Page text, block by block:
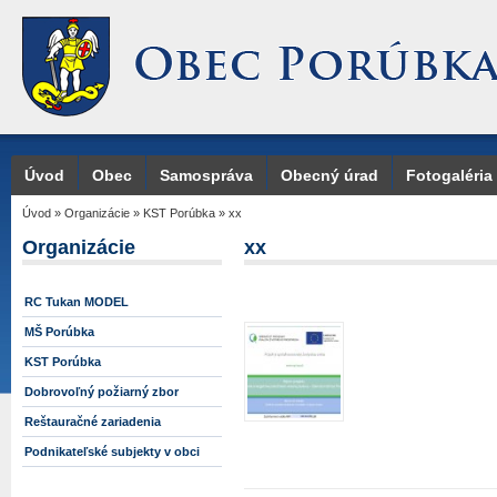
Úvod Obec Samospráva Obecný úrad Fotogaléria
Úvod » Organizácie » KST Porúbka » xx
Organizácie
RC Tukan MODEL
MŠ Porúbka
KST Porúbka
Dobrovoľný požiarný zbor
Reštauračné zariadenia
Podnikateľské subjekty v obci
xx